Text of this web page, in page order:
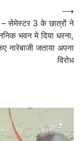
– सेमेस्टर 3 के छात्रों ने
भवन मे दिया धरना,
नारेबाजी जताया अपना
विरोध
⟶